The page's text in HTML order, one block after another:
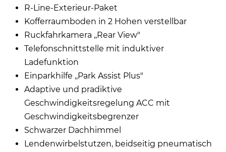
R-Line-Exterieur-Paket
Kofferraumboden in 2 Hohen verstellbar
Ruckfahrkamera ,,Rear View"
Telefonschnittstelle mit induktiver
Ladefunktion
Einparkhilfe ,,Park Assist Plus"
Adaptive und pradiktive
Geschwindigkeitsregelung ACC mit
Geschwindigkeitsbegrenzer
Schwarzer Dachhimmel
Lendenwirbelstutzen, beidseitig pneumatisch